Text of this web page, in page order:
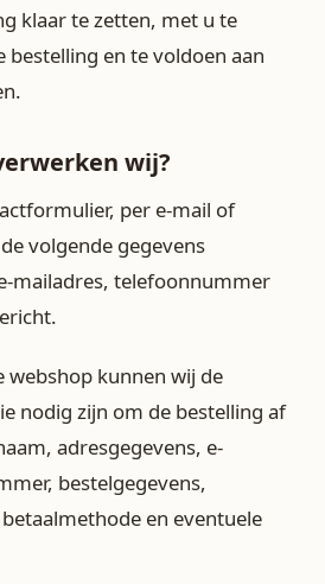
klaar te zetten, met u te
en te voldoen aan
wij?
per e-mail of
volgende gegevens
mailadres, telefoonnummer
webshop kunnen wij de
nodig zijn om de bestelling af
adresgegevens, e-
bestelgegevens,
en eventuele